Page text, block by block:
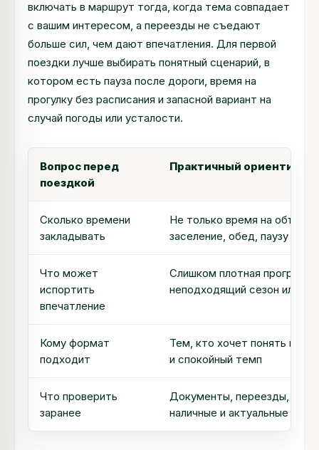
включать в маршрут тогда, когда тема совпадает
с вашим интересом, а переезды не съедают
больше сил, чем дают впечатления. Для первой
поездки лучше выбирать понятный сценарий, в
котором есть пауза после дороги, время на
прогулку без расписания и запасной вариант на
случай погоды или усталости.
Вопрос перед
поездкой
Практичный ориентир
Сколько времени
закладывать
Не только время на объект
заселение, обед, паузу и
Что может
испортить
впечатление
Слишком плотная
неподходящий сезон или
Кому формат
подходит
Тем, кто хочет понять
и спокойный темп
Что проверить
заранее
Документы, переезды,
наличные и актуальные